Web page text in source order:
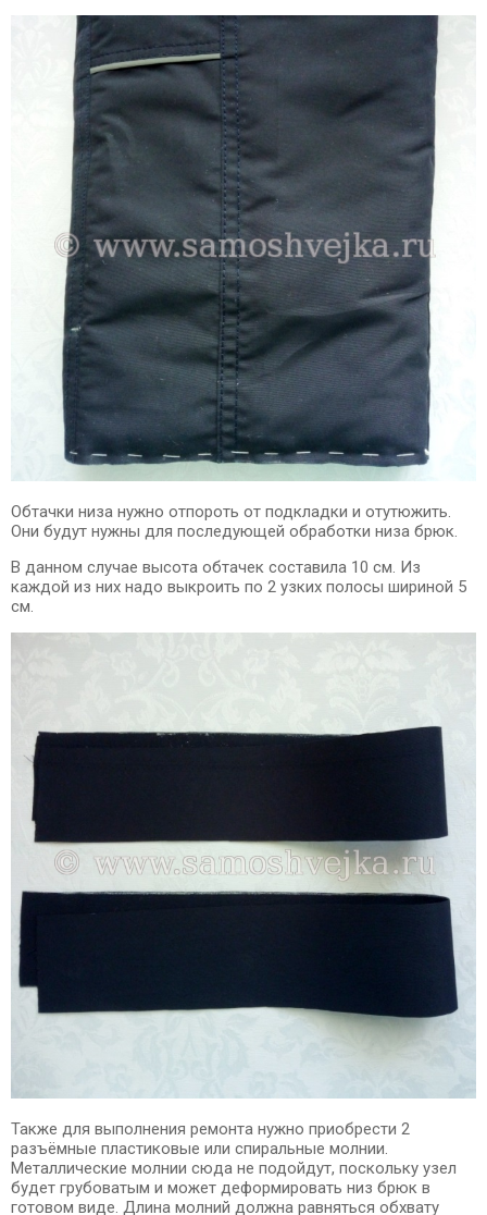
Обтачки низа нужно отпороть от подкладки и отутюжить.
Они будут нужны для последующей обработки низа брюк.
В данном случае высота обтачек составила 10 см. Из
каждой из них надо выкроить по 2 узких полосы шириной 5
см.
Также для выполнения ремонта нужно приобрести 2
разъёмные пластиковые или спиральные молнии.
Металлические молнии сюда не подойдут, поскольку узел
будет грубоватым и может деформировать низ брюк в
готовом виде. Длина молний должна равняться обхвату